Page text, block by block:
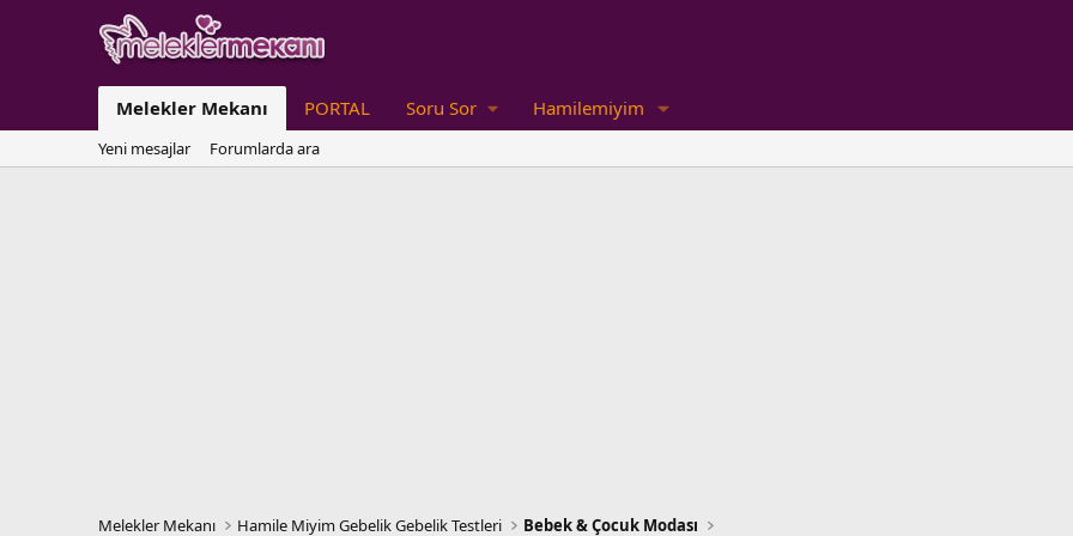
Melekler Mekanı PORTAL Soru Sor Hamilemiyim
Yeni mesajlar Forumlarda ara
Melekler Mekanı Hamile Miyim Gebelik Gebelik Testleri Bebek & Çocuk Modası